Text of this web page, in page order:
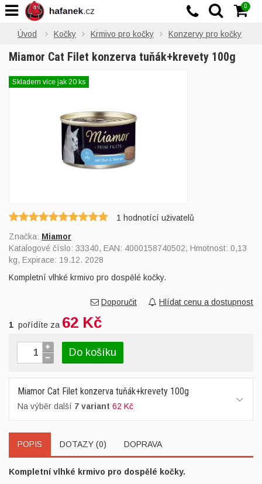
Úvod Kočky Krmivo pro kočky Konzervy pro kočky
Miamor Cat Filet konzerva tuňák+krevety 100g
Skladem více jak 20 ks
1 hodnotící uživatelů
Značka: Miamor
Katalogové číslo: 33340, EAN: 4000158740502, Hmotnost: 0,13
kg, Expirace: 19.12. 2028
Kompletní vlhké krmivo pro dospělé kočky.
Doporučit Hlídat cenu a dostupnost
1 pořídíte za 62 Kč
Do košíku
Miamor Cat Filet konzerva tuňák+krevety 100g
Na výběr další 7 variant 62 Kč
POPIS DOTAZY (0) DOPRAVA
Kompletní vlhké krmivo pro dospělé kočky.
0